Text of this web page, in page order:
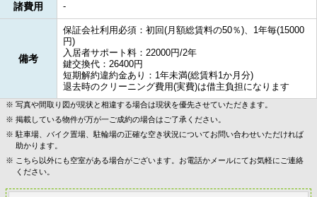
諸費用 -
備考
保証会社利用必須：初回(月額総賃料の50％)、1年毎(15000
円)
入居者サポート料：22000円/2年
鍵交換代：26400円
短期解約違約金あり：1年未満(総賃料1か月分)
退去時のクリーニング費用(実費)は借主負担になります
写真や間取り図が現状と相違する場合は現状を優先させていただきます。
掲載している物件が万が一ご成約の場合はご了承ください。
駐車場、バイク置場、駐輪場の正確な空き状況についてお問い合わせいただければ
助かります。
こちら以外にも空室がある場合がございます。お電話かメールにてお気軽にご連絡
ください。